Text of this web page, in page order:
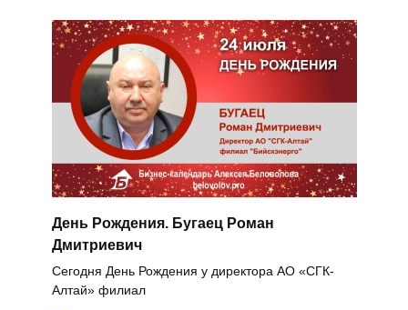
День Рождения. Бугаец Роман
Дмитриевич
Сегодня День Рождения у директора АО «СГК-
Алтай» филиал